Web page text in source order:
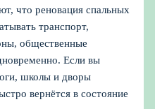
что реновация спальных
транспорт,
общественные
Если вы
школы и дворы
вернётся в состояние